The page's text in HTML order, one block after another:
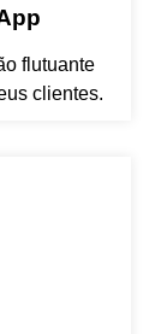
flutuante
clientes.